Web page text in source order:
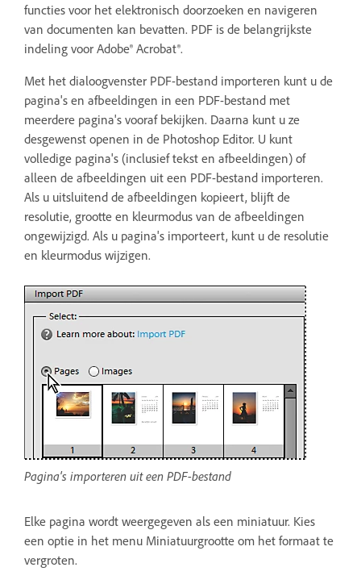
functies voor het elektronisch doorzoeken en navigeren
van documenten kan bevatten. PDF is de belangrijkste
indeling voor Adobe® Acrobat®.
Met het dialoogvenster PDF-bestand importeren kunt u de
pagina's en afbeeldingen in een PDF-bestand met
meerdere pagina's vooraf bekijken. Daarna kunt u ze
desgewenst openen in de Photoshop Editor. U kunt
volledige pagina's (inclusief tekst en afbeeldingen) of
alleen de afbeeldingen uit een PDF-bestand importeren.
Als u uitsluitend de afbeeldingen kopieert, blijft de
resolutie, grootte en kleurmodus van de afbeeldingen
ongewijzigd. Als u pagina's importeert, kunt u de resolutie
en kleurmodus wijzigen.
Pagina's importeren uit een PDF-bestand
Elke pagina wordt weergegeven als een miniatuur. Kies
een optie in het menu Miniatuurgrootte om het formaat te
vergroten.